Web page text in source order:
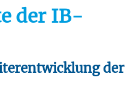
der IB-
der